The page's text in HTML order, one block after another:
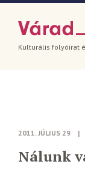
Kulturális folyóirat
2011. JÚLIUS 29 |
Nálunk